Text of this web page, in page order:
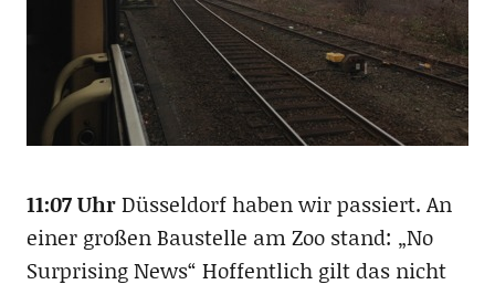
11:07 UhrDüsseldorf haben wir passiert. An
einer großen Baustelle am Zoo stand: „No
Surprising News“ Hoffentlich gilt das nicht